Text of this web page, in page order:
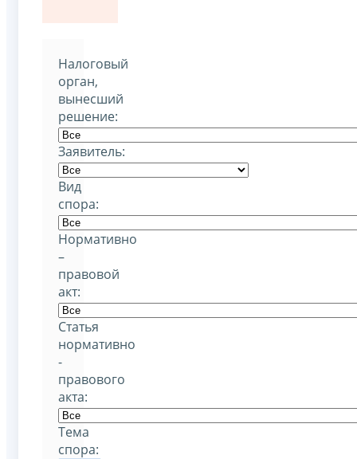
Налоговый
орган,
вынесший
решение:
Заявитель:
Вид
спора:
Нормативно
–
правовой
акт:
Статья
нормативно
-
правового
акта:
Тема
спора: